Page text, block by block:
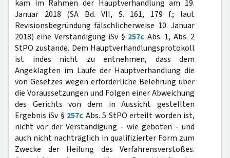
kam im Rahmen der Hauptverhandlung am 19.
Januar 2018 (SA Bd. VII, S. 161, 179 f.; laut
Revisionsbegründung fälschlicherweise 10. Januar
2018) eine Verständigung iSv § 257c Abs. 1, Abs. 2
StPO zustande. Dem Hauptverhandlungsprotokoll
ist indes nicht zu entnehmen, dass dem
Angeklagten im Laufe der Hauptverhandlung die
von Gesetzes wegen erforderliche Belehrung über
die Voraussetzungen und Folgen einer Abweichung
des Gerichts von dem in Aussicht gestellten
Ergebnis iSv § 257c Abs. 5 StPO erteilt worden ist,
nicht vor der Verständigung - wie geboten - und
auch nicht nachträglich in qualifizierter Form zum
Zwecke der Heilung des Verfahrensverstoßes.